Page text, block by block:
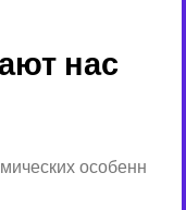
нас
особенн